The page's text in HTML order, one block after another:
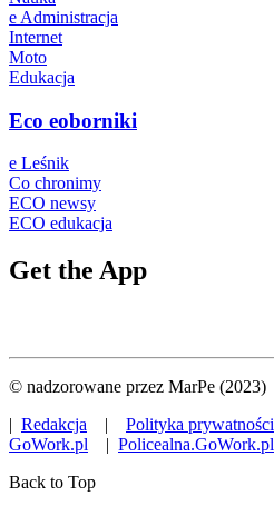
e Administracja
Internet
Moto
Edukacja
Eco eoborniki
e Leśnik
Co chronimy
ECO newsy
ECO edukacja
Get the App
© nadzorowane przez MarPe (2023)
| Redakcja | Polityka prywatności
GoWork.pl | Policealna.GoWork.pl
Back to Top